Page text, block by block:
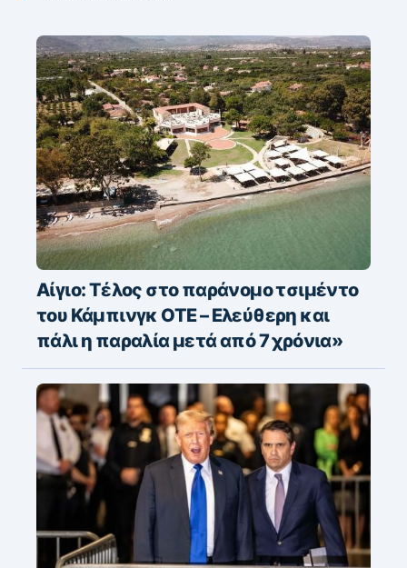
Αίγιο: Τέλος στο παράνομο τσιμέντο
του Κάμπινγκ ΟΤΕ – Ελεύθερη και
πάλι η παραλία μετά από 7 χρόνια»